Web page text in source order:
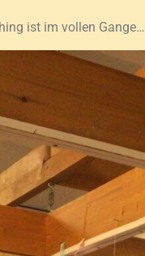
ist im vollen Gange…